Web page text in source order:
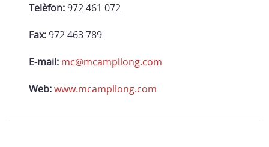
Telèfon:972 461 072
Fax:972 463 789
E-mail: mc@mcampllong.com
Web: www.mcampllong.com